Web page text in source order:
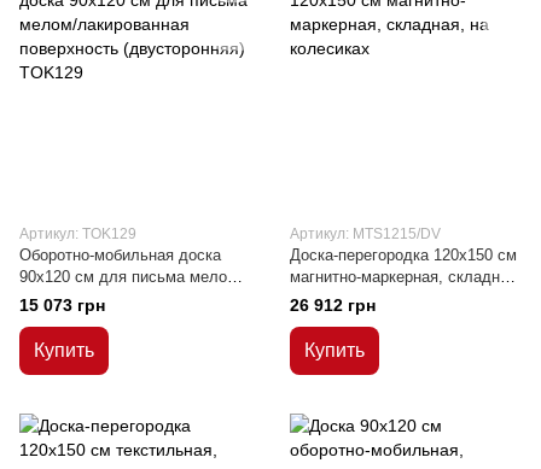
Артикул: TOK129
Оборотно-мобильная доска
90x120 см для письма мелом/
лакированная поверхность
(двусторонняя)
15 073 грн
Купить
Артикул: MTS1215/DV
Доска-перегородка 120x150 см
магнитно-маркерная, складная,
на колесиках
26 912 грн
Купить